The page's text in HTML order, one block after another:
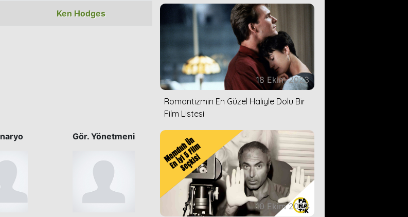
Ken Hodges
Gör. Yönetmeni
18 Ekim 2023
Romantizmin En Güzel Haliyle Dolu Bir
Film Listesi
10 Ekim 2023